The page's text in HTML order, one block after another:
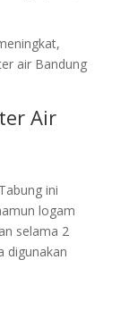
air Bandung
Air
ini
logam
selama 2
digunakan